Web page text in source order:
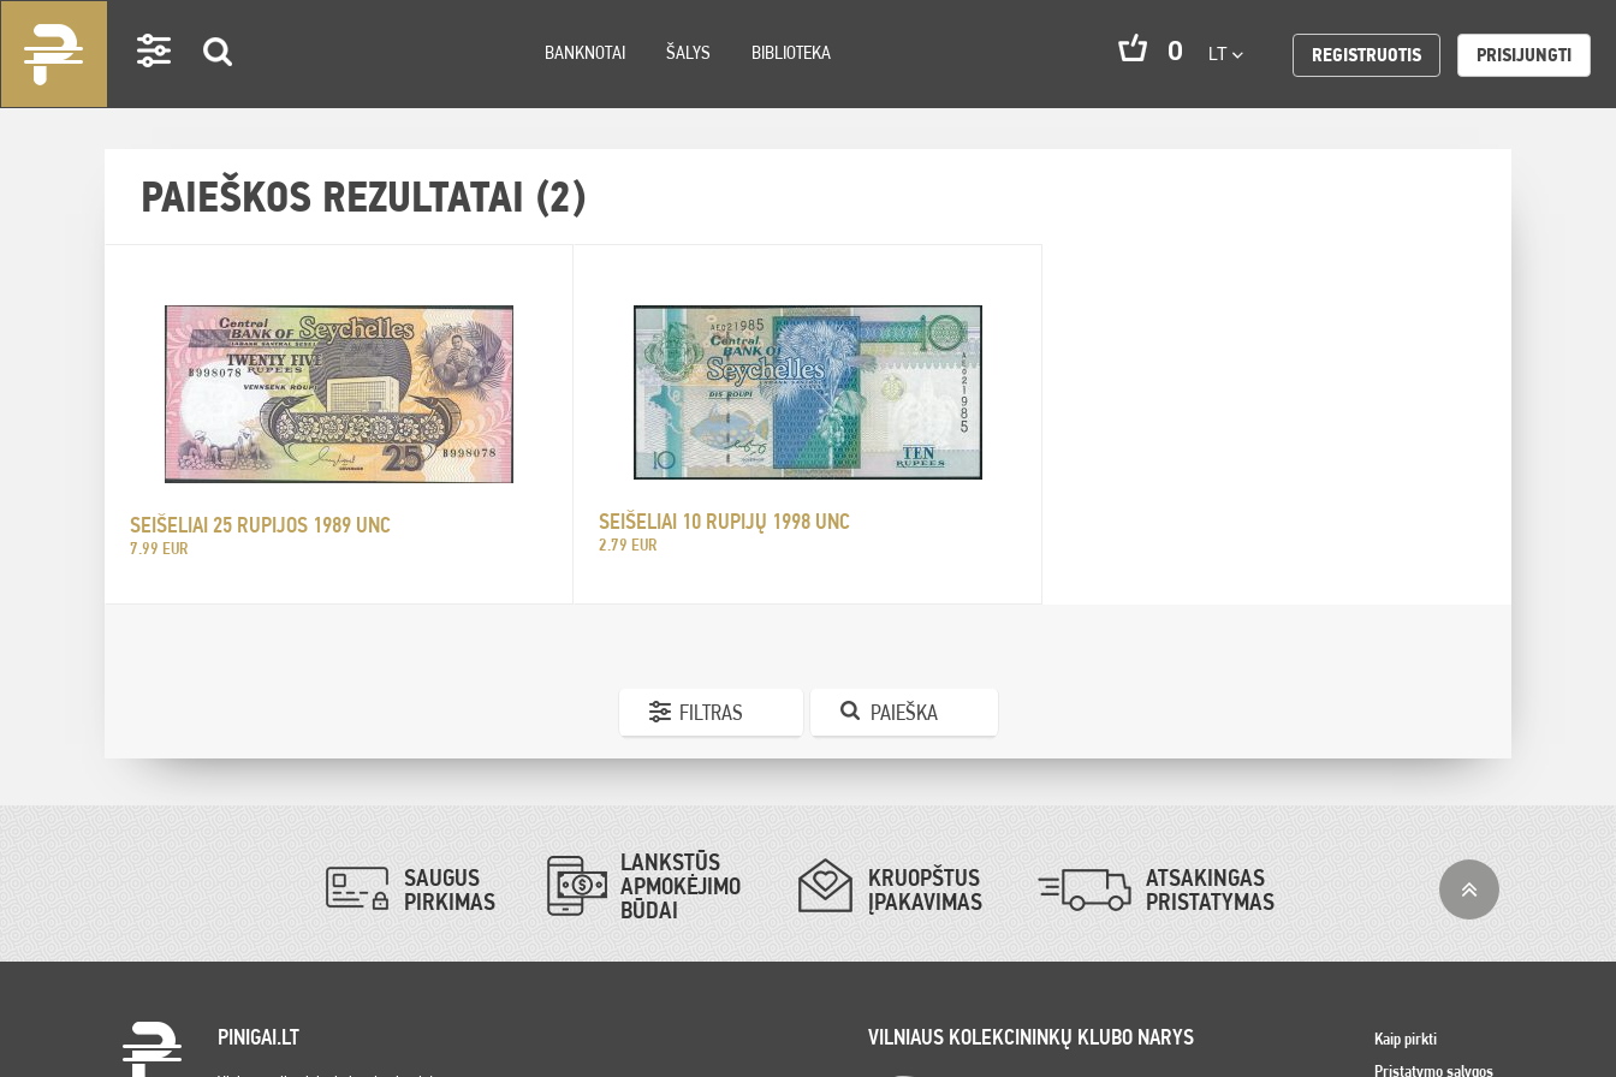
BANKNOTAI ŠALYS BIBLIOTEKA 0 LT REGISTRUOTIS PRISIJUNGTI
PAIEŠKOS REZULTATAI (2)
SEIŠELIAI 25 RUPIJOS 1989 UNC
7.99 EUR
SEIŠELIAI 10 RUPIJŲ 1998 UNC
2.79 EUR
FILTRAS PAIEŠKA
SAUGUS
PIRKIMAS
LANKSTŪS
APMOKĖJIMO
BŪDAI
KRUOPŠTUS
ĮPAKAVIMAS
ATSAKINGAS
PRISTATYMAS
PINIGAI.LT VILNIAUS KOLEKCININKŲ KLUBO NARYS
Kaip pirkti
Pristatymo sąlygos